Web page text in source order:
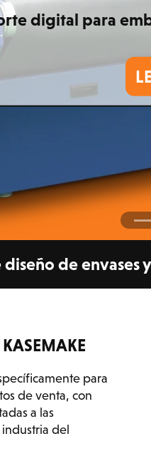
digital para
de envases
para
de venta, con
a las
del